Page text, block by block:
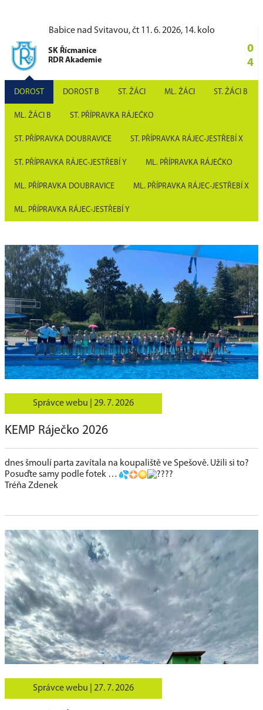
Babice nad Svitavou, čt 11. 6. 2026, 14. kolo
SK Řícmanice
RDR Akademie
0
4
DOROST DOROST B ST. ŽÁCI ML. ŽÁCI ST. ŽÁCI B
ML. ŽÁCI B ST. PŘÍPRAVKA RÁJEČKO
ST. PŘÍPRAVKA DOUBRAVICE ST. PŘÍPRAVKA RÁJEC-JESTŘEBÍ X
ST. PŘÍPRAVKA RÁJEC-JESTŘEBÍ Y ML. PŘÍPRAVKA RÁJEČKO
ML. PŘÍPRAVKA DOUBRAVICE ML. PŘÍPRAVKA RÁJEC-JESTŘEBÍ X
ML. PŘÍPRAVKA RÁJEC-JESTŘEBÍ Y
Správce webu | 29. 7. 2026
KEMP Ráječko 2026
dnes šmoulí parta zavítala na koupaliště ve Spešově. Užili si to?
Posuďte samy podle fotek …
Tréňa Zdenek
Správce webu | 27. 7. 2026